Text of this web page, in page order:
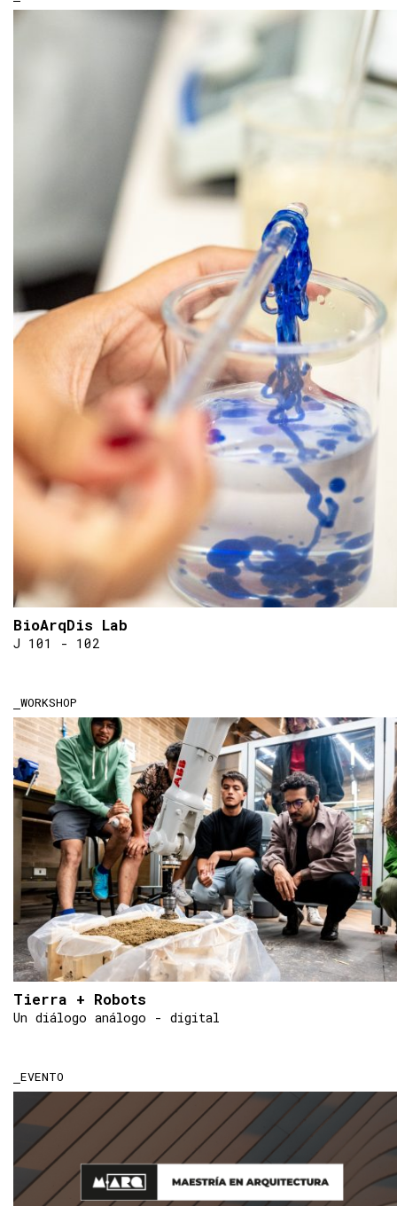
BioArqDis Lab
J 101 - 102
WORKSHOP
Tierra + Robots
Un diálogo análogo - digital
EVENTO